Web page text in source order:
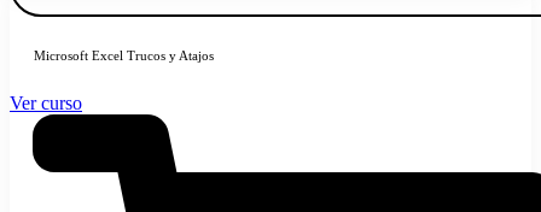
Microsoft Excel Trucos y Atajos
Ver curso